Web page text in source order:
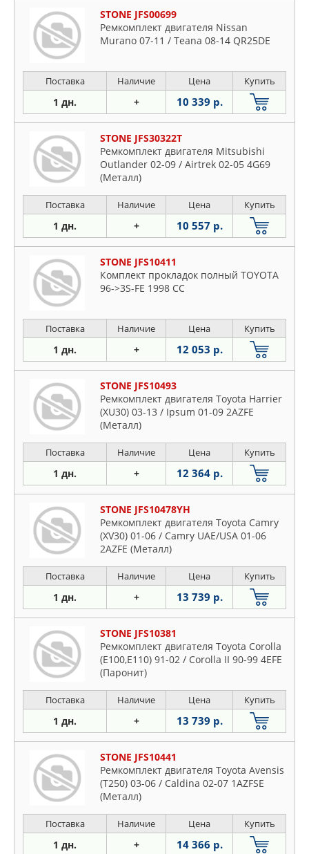
STONE JFS00699
Ремкомплект двигателя Nissan
Murano 07-11 / Teana 08-14 QR25DE
Поставка Наличие Цена Купить
1 дн. + 10 339 р.
STONE JFS30322T
Ремкомплект двигателя Mitsubishi
Outlander 02-09 / Airtrek 02-05 4G69
(Металл)
Поставка Наличие Цена Купить
1 дн. + 10 557 р.
STONE JFS10411
Комплект прокладок полный TOYOTA
96->3S-FE 1998 CC
Поставка Наличие Цена Купить
1 дн. + 12 053 р.
STONE JFS10493
Ремкомплект двигателя Toyota Harrier
(XU30) 03-13 / Ipsum 01-09 2AZFE
(Металл)
Поставка Наличие Цена Купить
1 дн. + 12 364 р.
STONE JFS10478YH
Ремкомплект двигателя Toyota Camry
(XV30) 01-06 / Camry UAE/USA 01-06
2AZFE (Металл)
Поставка Наличие Цена Купить
1 дн. + 13 739 р.
STONE JFS10381
Ремкомплект двигателя Toyota Corolla
(E100,E110) 91-02 / Corolla II 90-99 4EFE
(Паронит)
Поставка Наличие Цена Купить
1 дн. + 13 739 р.
STONE JFS10441
Ремкомплект двигателя Toyota Avensis
(T250) 03-06 / Caldina 02-07 1AZFSE
(Металл)
Поставка Наличие Цена Купить
1 дн. + 14 366 р.